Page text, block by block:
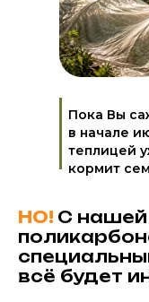
Пока Вы
в начале
теплицей
кормит
НО! С нашей
всё будет